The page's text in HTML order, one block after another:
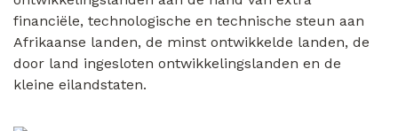
financiële, technologische en technische steun aan
Afrikaanse landen, de minst ontwikkelde landen, de
door land ingesloten ontwikkelingslanden en de
kleine eilandstaten.